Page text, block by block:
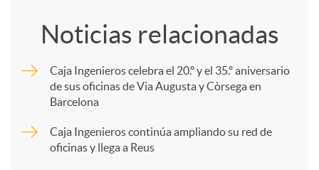
Noticias relacionadas
Caja Ingenieros celebra el 20.º y el 35.º aniversario
de sus oficinas de Via Augusta y Còrsega en
Barcelona
Caja Ingenieros continúa ampliando su red de
oficinas y llega a Reus